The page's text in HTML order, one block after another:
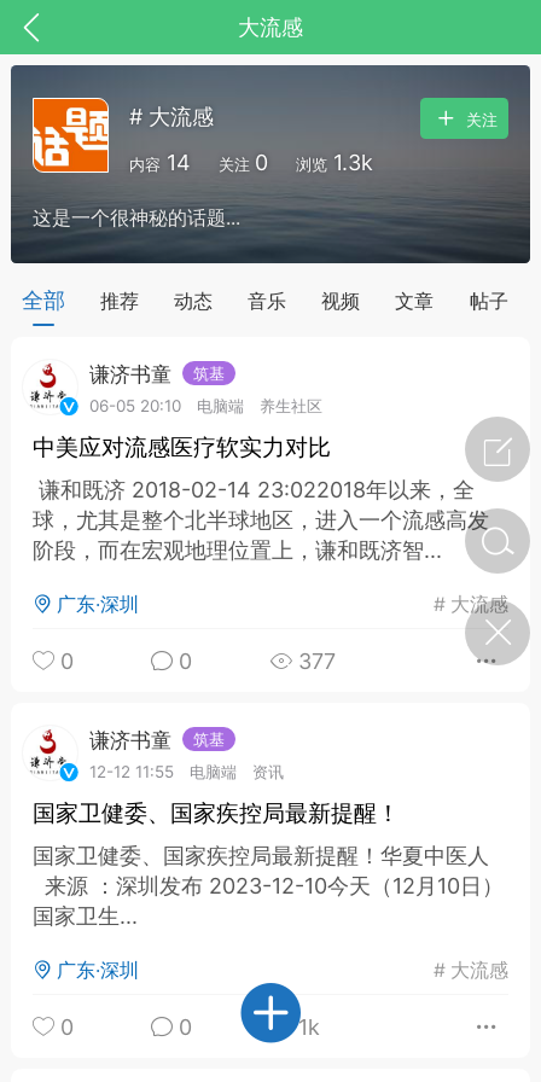
大流感
，华夏中医人：家门口的中医人！
节气气象
·特急预警】关
急提示
【养正护络膏】？
容平，顺时收
时精气
谷气行、营卫通：内经视角
下的脾胃调养要义
# 大流感
内容 14 关注 0 浏览 1.3k
关注
这是一个很神秘的话题...
全部 推荐 动态 音乐 视频 文章 帖子
谦济书童
筑基
06-05 20:10
电脑端 养生社区
中美应对流感医疗软实力对比
谦和既济 2018-02-14 23:022018年以来，全
球，尤其是整个北半球地区，进入一个流感高发
阶段，而在宏观地理位置上，谦和既济智...
广东·深圳 # 大流感
0 0 377
谦济书童
筑基
12-12 11:55
电脑端 资讯
国家卫健委、国家疾控局最新提醒！
国家卫健委、国家疾控局最新提醒！华夏中医人
来源 ：深圳发布 2023-12-10今天（12月10日）
国家卫生...
广东·深圳 # 大流感
0 0 1k